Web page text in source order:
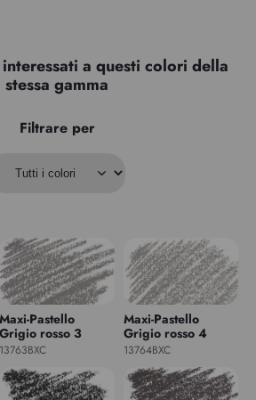
interessati a questi colori della
stessa gamma
Filtrare per
Maxi-Pastello
Grigio rosso 3
13763BXC
Maxi-Pastello
Grigio rosso 4
13764BXC